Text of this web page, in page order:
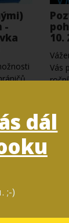
-
10.
Vás
dál
;-)